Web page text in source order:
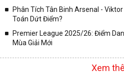
Phân Tích Tân Binh Arsenal - Viktor
Toán Dứt Điểm?
Premier League 2025/26: Điểm
Mùa Giải Mới
Xem